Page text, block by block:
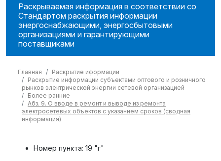
Раскрываемая информация в соответствии со
Стандартом раскрытия информации
энергоснабжающими, энергосбытовыми
организациями и гарантирующими
поставщиками
Главная
Раскрытие иформации
Раскрытие информации субъектами оптового и розничного
рынков электрической энергии сетевой организацией
Более ранние
Абз. 9. О вводе в ремонт и выводе из ремонта
электросетевых объектов с указанием сроков (сводная
информация)
Номер пункта: 19 "г"